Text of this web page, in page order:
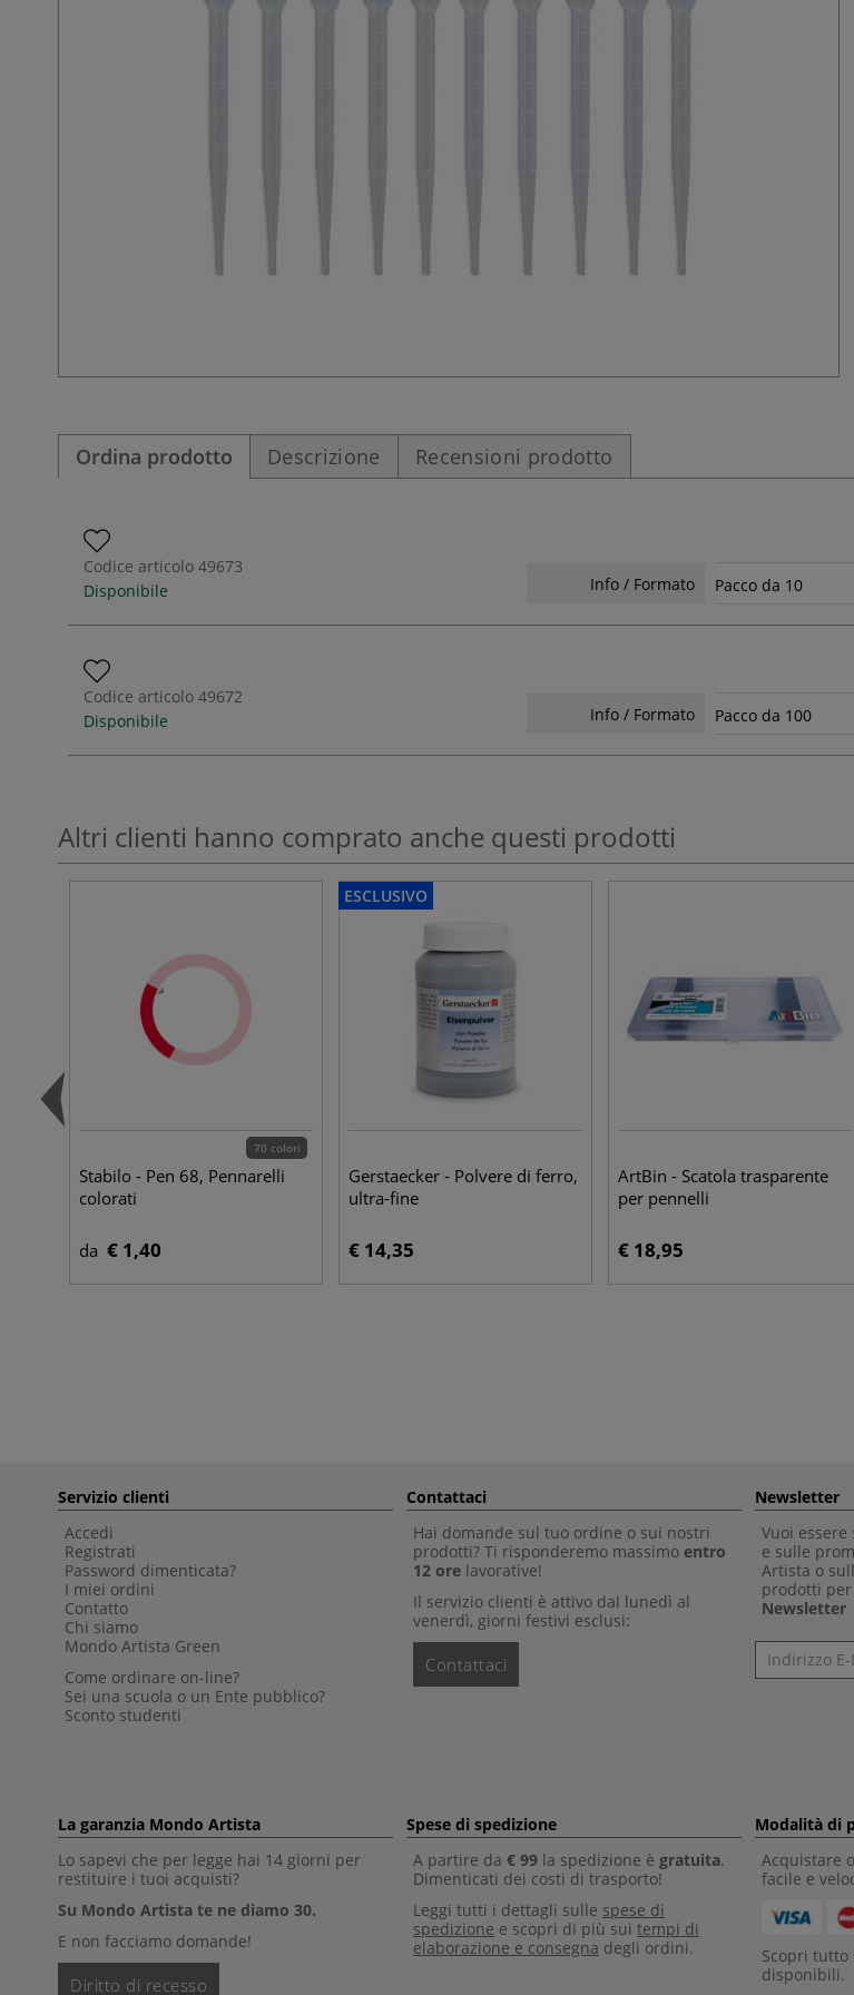
Ordina prodotto Descrizione Recensioni prodotto
Codice articolo 49673
Disponibile
Info / Formato Pacco da 10
Codice articolo 49672
Disponibile
Info / Formato Pacco da 100
Altri clienti hanno comprato anche questi prodotti
70 colori
Stabilo - Pen 68, Pennarelli
colorati
da € 1,40
ESCLUSIVO
Gerstaecker - Polvere di ferro,
ultra-fine
€ 14,35
ArtBin - Scatola trasparente
per pennelli
€ 18,95
Servizio clienti
Accedi
Registrati
Password dimenticata?
I miei ordini
Contatto
Chi siamo
Mondo Artista Green
Come ordinare on-line?
Sei una scuola o un Ente pubblico?
Sconto studenti
Contattaci
Hai domande sul tuo ordine o sui nostri
prodotti? Ti risponderemo massimo entro
12 ore lavorative!
Il servizio clienti è attivo dal lunedì al
venerdì, giorni festivi esclusi:
Contattaci
Newsletter
Vuoi
e sulle
Artista o
prodotti per
Newsletter
Newsletter
La garanzia Mondo Artista
Lo sapevi che per legge hai 14 giorni per
restituire i tuoi acquisti?
Su Mondo Artista te ne diamo 30.
E non facciamo domande!
Diritto di recesso
Spese di spedizione
A partire da € 99 la spedizione è gratuita.
Dimenticati dei costi di trasporto!
Leggi tutti i dettagli sulle spese di
spedizione e scopri di più sui tempi di
elaborazione e consegna degli ordini.
Modalità di
Acquistare
facile e
Scopri tutto
disponibili.